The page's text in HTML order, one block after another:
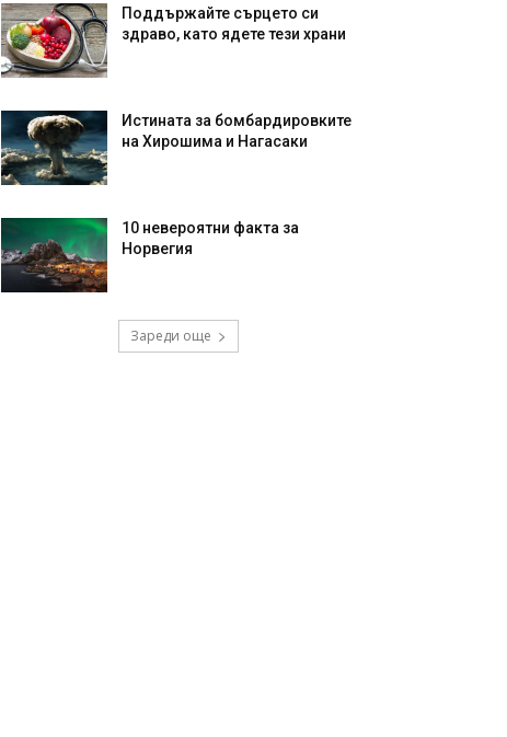
Поддържайте сърцето си
здраво, като ядете тези храни
Истината за бомбардировките
на Хирошима и Нагасаки
10 невероятни факта за
Норвегия
Зареди още